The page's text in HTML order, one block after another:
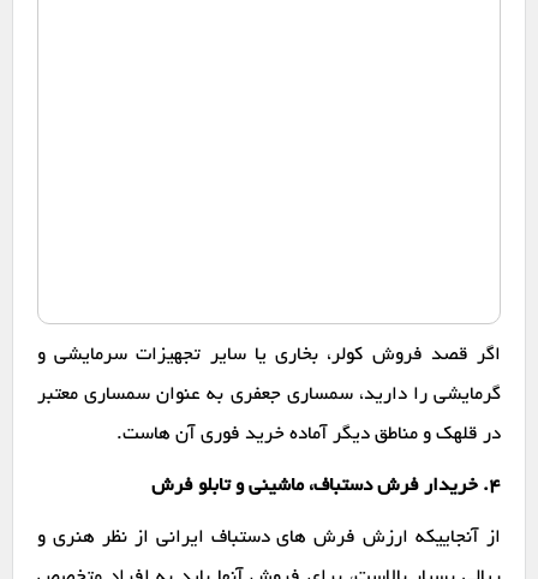
اگر قصد فروش کولر، بخاری یا سایر تجهیزات سرمایشی و
گرمایشی را دارید، سمساری جعفری به عنوان سمساری معتبر
در قلهک و مناطق دیگر آماده خرید فوری آن هاست.
۴. خریدار فرش دستباف، ماشینی و تابلو فرش
از آنجاییکه ارزش فرش های دستباف ایرانی از نظر هنری و